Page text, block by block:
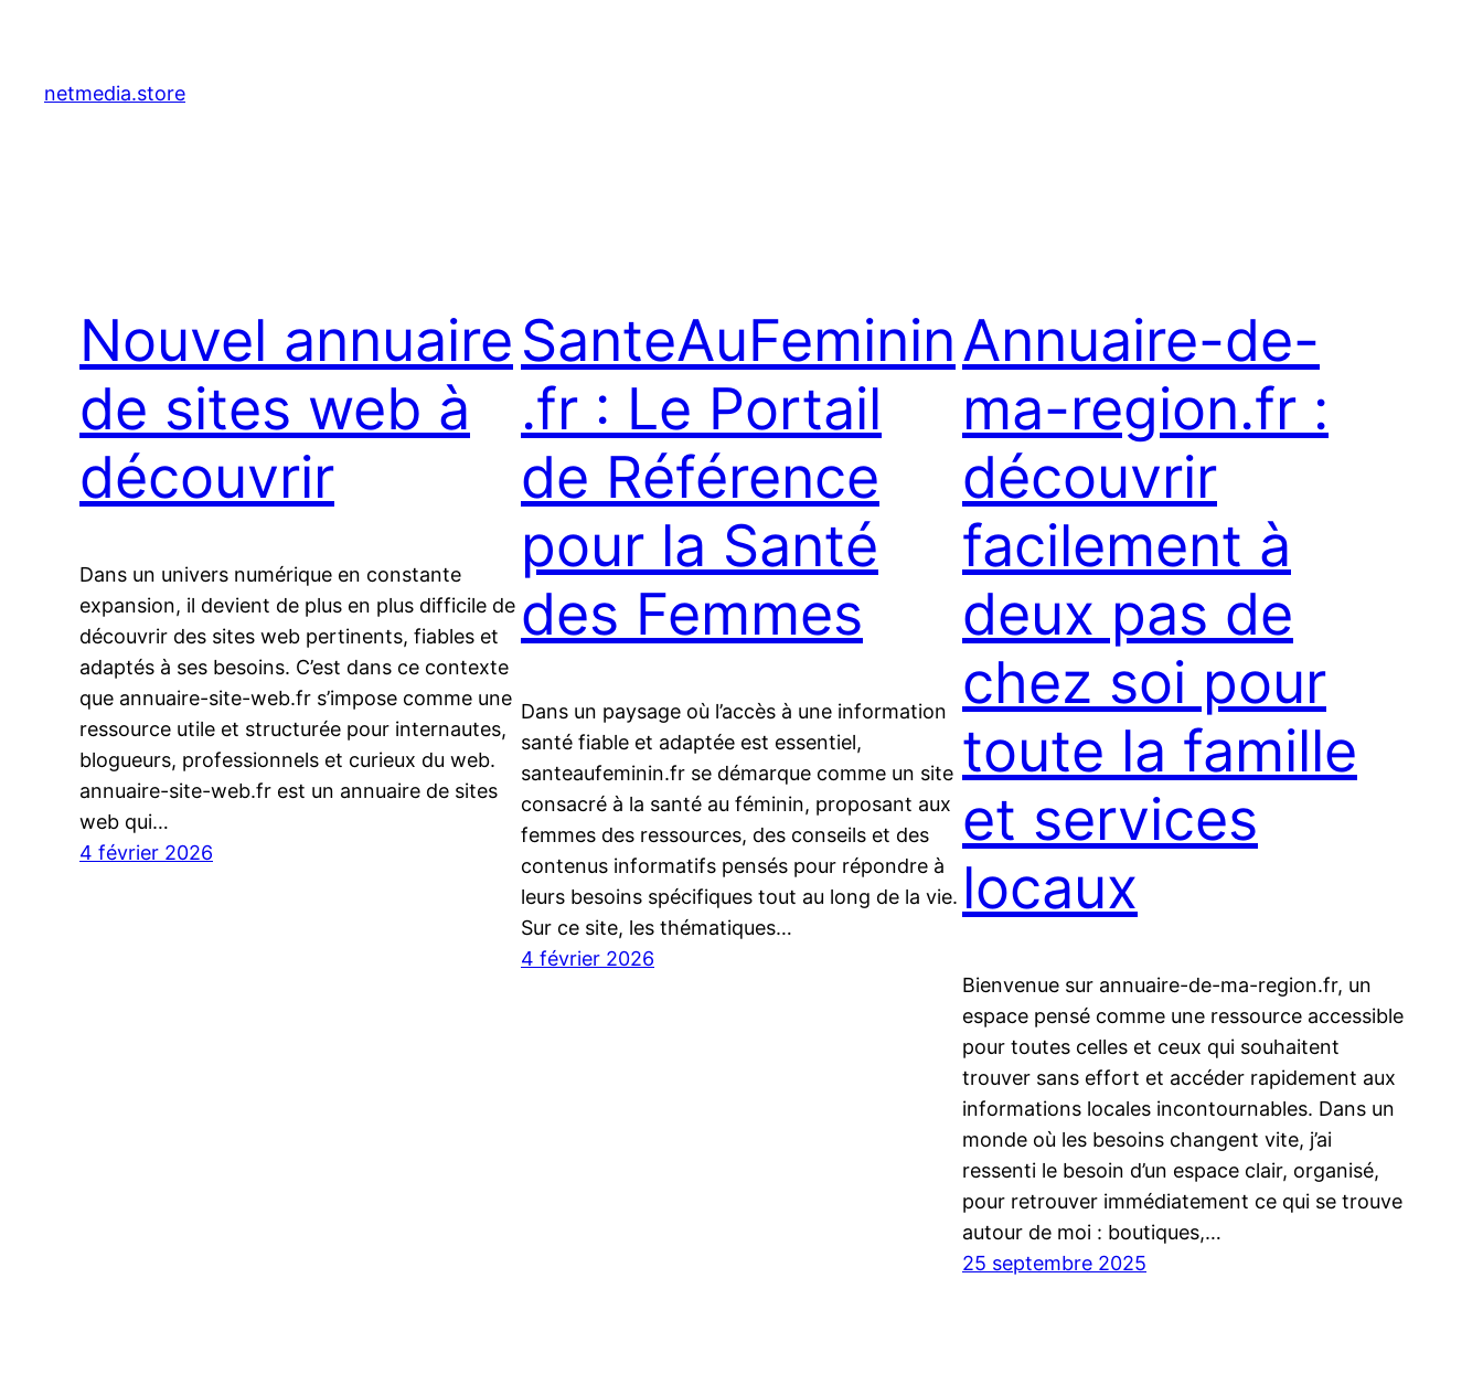
contenu
netmedia.store
Nouvel annuaire
de sites web à
découvrir
Dans un univers numérique en constante
expansion, il devient de plus en plus difficile de
découvrir des sites web pertinents, fiables et
adaptés à ses besoins. C’est dans ce contexte
que annuaire-site-web.fr s’impose comme une
ressource utile et structurée pour internautes,
blogueurs, professionnels et curieux du web.
annuaire-site-web.fr est un annuaire de sites
web qui…
4 février 2026
SanteAuFeminin
.fr : Le Portail
de Référence
pour la Santé
des Femmes
Dans un paysage où l’accès à une information
santé fiable et adaptée est essentiel,
santeaufeminin.fr se démarque comme un site
consacré à la santé au féminin, proposant aux
femmes des ressources, des conseils et des
contenus informatifs pensés pour répondre à
leurs besoins spécifiques tout au long de la vie.
Sur ce site, les thématiques…
4 février 2026
Annuaire-de-
ma-region.fr :
découvrir
facilement à
deux pas de
chez soi pour
toute la famille
et services
locaux
Bienvenue sur annuaire-de-ma-region.fr, un
espace pensé comme une ressource accessible
pour toutes celles et ceux qui souhaitent
trouver sans effort et accéder rapidement aux
informations locales incontournables. Dans un
monde où les besoins changent vite, j’ai
ressenti le besoin d’un espace clair, organisé,
pour retrouver immédiatement ce qui se trouve
autour de moi : boutiques,…
25 septembre 2025